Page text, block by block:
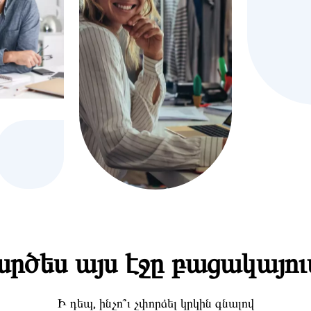
այս էջը
Ի դեպ, ինչո՞ւ չփորձել կրկին գնալով